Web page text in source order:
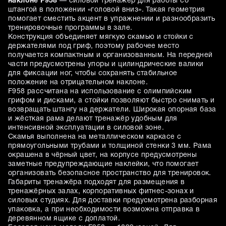
штангой в положении «головой вниз». Такая геометрия
помогает сместить акцент в упражнении и разнообразить
тренировочные программы в зале.
Конструкция объединяет мягкую скамью и стойки с
держателями под гриф, поэтому рабочее место
получается компактным и организованным. На передней
части предусмотрены упоры и цилиндрические валики
для фиксации ног, чтобы сохранять стабильное
положение на отрицательном наклоне.
F958 рассчитана на использование с олимпийским
грифом и дисками, а стойки позволяют быстро снимать и
возвращать штангу на держатели. Широкая опорная база
и жёсткая рама делают тренажёр удобным для
интенсивной эксплуатации в силовой зоне.
Скамья выполнена на металлическом каркасе с
прямоугольными трубами и толщиной стенки 3 мм. Рама
окрашена в чёрный цвет, на корпусе предусмотрены
заметные предупреждающие наклейки, что помогает
организовать безопасное пространство для тренировок.
Габариты тренажёра подходят для размещения в
тренажёрных залах, корпоративных фитнес-зонах и
силовых студиях. Для доставки предусмотрена разборная
упаковка, а при необходимости возможна отправка в
деревянном ящике с доплатой.